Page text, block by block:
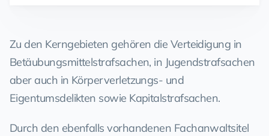
Zu den Kerngebieten gehören die Verteidigung in
Betäubungsmittelstrafsachen, in Jugendstrafsachen
aber auch in Körperverletzungs- und
Eigentumsdelikten sowie Kapitalstrafsachen.
Durch den ebenfalls vorhandenen Fachanwaltsitel